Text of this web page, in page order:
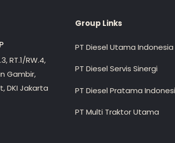
RT.1/RW.4,
Gambir,
DKI Jakarta
Group Links
PT Diesel Utama Indonesia
PT Diesel Servis Sinergi
PT Diesel Pratama
PT Multi Traktor Utama